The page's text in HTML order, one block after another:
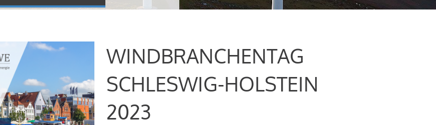
WINDBRANCHENTAG
SCHLESWIG-HOLSTEIN
2023